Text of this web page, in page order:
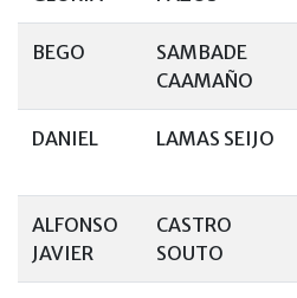
BEGO
SAMBADE
CAAMAÑO
DANIEL LAMAS SEIJO
ALFONSO
JAVIER
CASTRO
SOUTO